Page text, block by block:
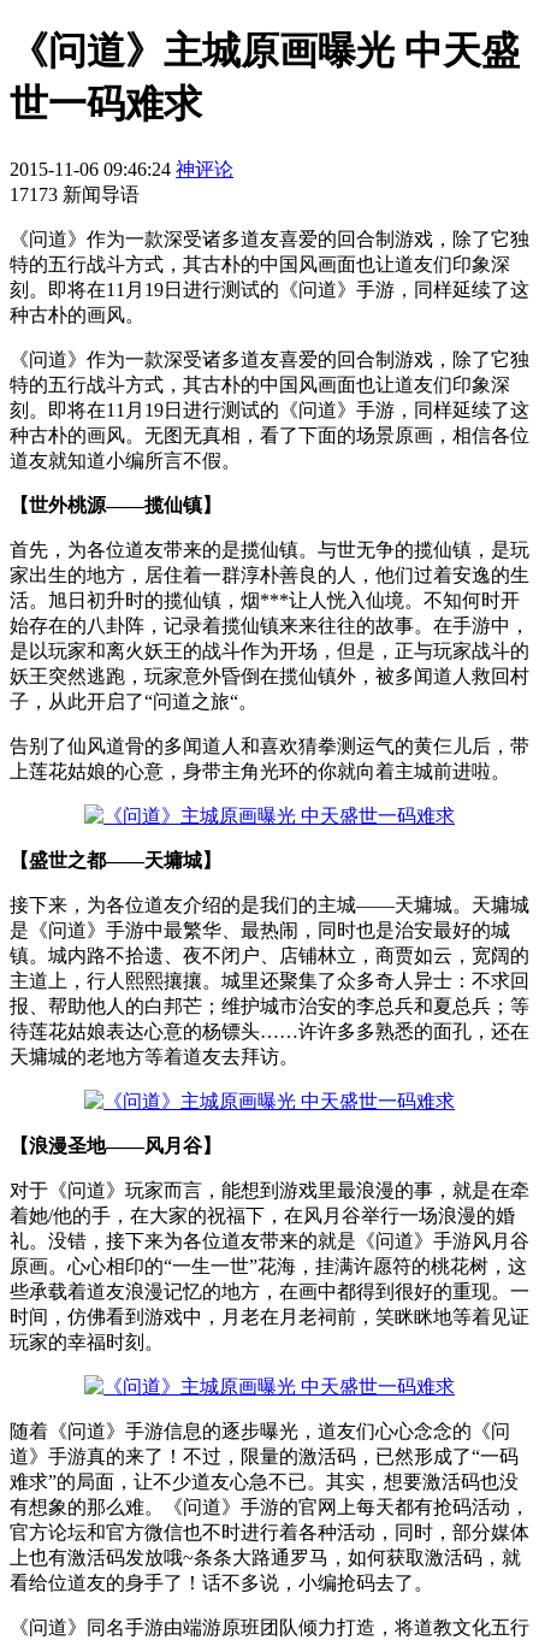
《问道》主城原画曝光 中天盛
世一码难求
2015-11-06 09:46:24 神评论
17173 新闻导语
《问道》作为一款深受诸多道友喜爱的回合制游戏，除了它独
特的五行战斗方式，其古朴的中国风画面也让道友们印象深
刻。即将在11月19日进行测试的《问道》手游，同样延续了这
种古朴的画风。
《问道》作为一款深受诸多道友喜爱的回合制游戏，除了它独
特的五行战斗方式，其古朴的中国风画面也让道友们印象深
刻。即将在11月19日进行测试的《问道》手游，同样延续了这
种古朴的画风。无图无真相，看了下面的场景原画，相信各位
道友就知道小编所言不假。
【世外桃源——揽仙镇】
首先，为各位道友带来的是揽仙镇。与世无争的揽仙镇，是玩
家出生的地方，居住着一群淳朴善良的人，他们过着安逸的生
活。旭日初升时的揽仙镇，烟***让人恍入仙境。不知何时开
始存在的八卦阵，记录着揽仙镇来来往往的故事。在手游中，
是以玩家和离火妖王的战斗作为开场，但是，正与玩家战斗的
妖王突然逃跑，玩家意外昏倒在揽仙镇外，被多闻道人救回村
子，从此开启了“问道之旅“。
告别了仙风道骨的多闻道人和喜欢猜拳测运气的黄仨儿后，带
上莲花姑娘的心意，身带主角光环的你就向着主城前进啦。
【盛世之都——天墉城】
接下来，为各位道友介绍的是我们的主城——天墉城。天墉城
是《问道》手游中最繁华、最热闹，同时也是治安最好的城
镇。城内路不拾遗、夜不闭户、店铺林立，商贾如云，宽阔的
主道上，行人熙熙攘攘。城里还聚集了众多奇人异士：不求回
报、帮助他人的白邦芒；维护城市治安的李总兵和夏总兵；等
待莲花姑娘表达心意的杨镖头……许许多多熟悉的面孔，还在
天墉城的老地方等着道友去拜访。
【浪漫圣地——风月谷】
对于《问道》玩家而言，能想到游戏里最浪漫的事，就是在牵
着她/他的手，在大家的祝福下，在风月谷举行一场浪漫的婚
礼。没错，接下来为各位道友带来的就是《问道》手游风月谷
原画。心心相印的“一生一世”花海，挂满许愿符的桃花树，这
些承载着道友浪漫记忆的地方，在画中都得到很好的重现。一
时间，仿佛看到游戏中，月老在月老祠前，笑眯眯地等着见证
玩家的幸福时刻。
随着《问道》手游信息的逐步曝光，道友们心心念念的《问
道》手游真的来了！不过，限量的激活码，已然形成了“一码
难求”的局面，让不少道友心急不已。其实，想要激活码也没
有想象的那么难。《问道》手游的官网上每天都有抢码活动，
官方论坛和官方微信也不时进行着各种活动，同时，部分媒体
上也有激活码发放哦~条条大路通罗马，如何获取激活码，就
看给位道友的身手了！话不多说，小编抢码去了。
《问道》同名手游由端游原班团队倾力打造，将道教文化五行